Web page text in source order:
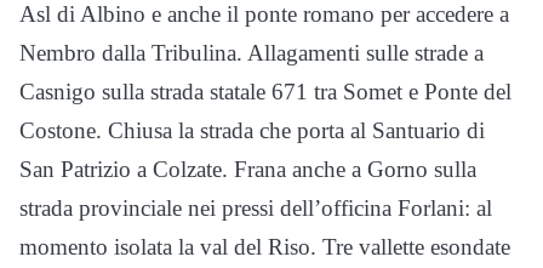
Asl di Albino e anche il ponte romano per accedere a
Nembro dalla Tribulina. Allagamenti sulle strade a
Casnigo sulla strada statale 671 tra Somet e Ponte del
Costone. Chiusa la strada che porta al Santuario di
San Patrizio a Colzate. Frana anche a Gorno sulla
strada provinciale nei pressi dell’officina Forlani: al
momento isolata la val del Riso. Tre vallette esondate